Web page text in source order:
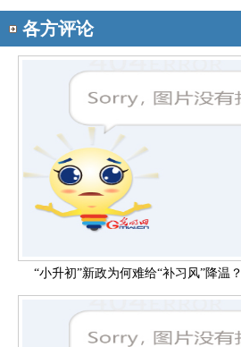
各方评论
“小升初”新政为何难给“补习风”降温？